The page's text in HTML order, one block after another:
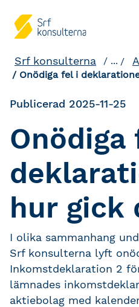
Srf konsulterna ...
Onödiga fel i
Publicerad 2025-11-25
Onödiga
hur gick
I olika sammanhang
Srf konsulterna lyft
Inkomstdeklaration 2
lämnades
aktiebolag med